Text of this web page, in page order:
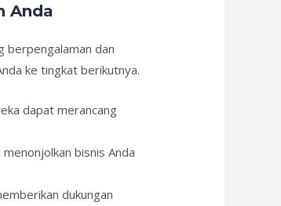
Anda
berpengalaman dan
ke tingkat berikutnya.
dapat merancang
bisnis Anda
dukungan